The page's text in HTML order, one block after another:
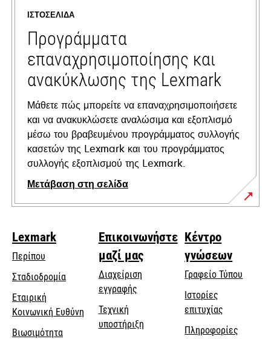
new
tab
ΙΣΤΟΣΕΛΊΔΑ
Προγράμματα
επαναχρησιμοποίησης και
ανακύκλωσης της Lexmark
Μάθετε πώς μπορείτε να επαναχρησιμοποιήσετε
και να ανακυκλώσετε αναλώσιμα και εξοπλισμό
μέσω του βραβευμένου προγράμματος συλλογής
κασετών της Lexmark και του προγράμματος
συλλογής εξοπλισμού της Lexmark.
Μετάβαση στη σελίδα
Lexmark
Περίπου
Σταδιοδρομία
Εταιρική
Κοινωνική Ευθύνη opens
Βιωσιμότητα
Επικοινωνήστε
μαζί μας
Διαχείριση
εγγραφής
Τεχνική
υποστήριξηopens
Κέντρο
γνώσεων
Γραφείο Τύπου
Ιστορίες
επιτυχίας
Πληροφορίες